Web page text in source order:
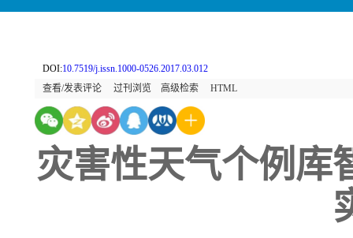
DOI:10.7519/j.issn.1000-0526.2017.03.012
查看/发表评论
过刊浏览 高级检索 HTML
灾害性天气个例库